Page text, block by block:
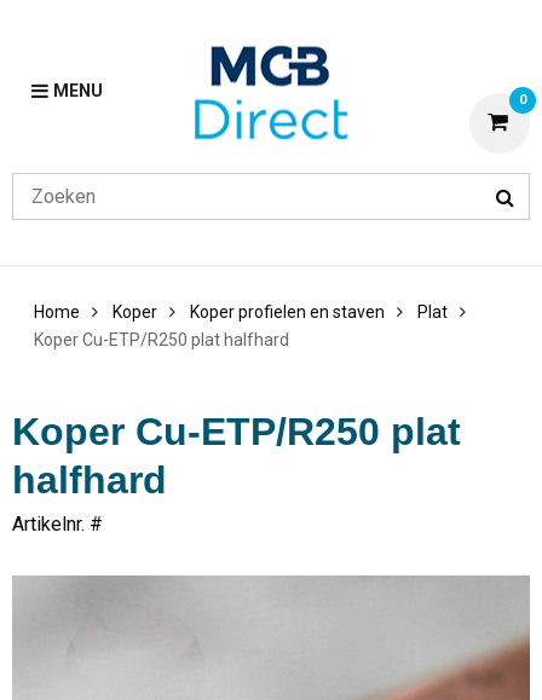
MENU 0
Home Koper Koper profielen en staven
Plat
Koper Cu-ETP/R250 plat halfhard
Koper Cu-ETP/R250 plat
halfhard
Artikelnr. #